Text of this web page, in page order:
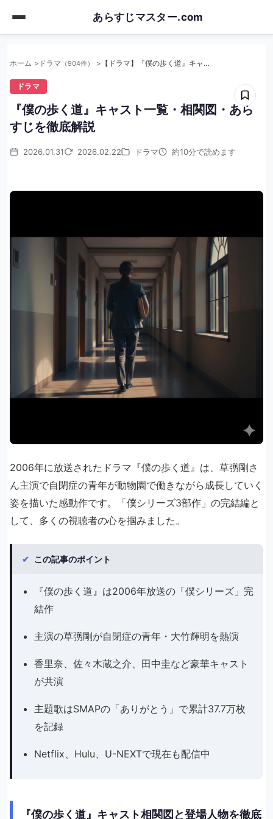
content
あらすじマスター.com
ホーム ドラマ （904件） 【ドラマ】『僕の歩く道』キャスト一覧・相関図・あらすじを徹底解説
ドラマ
『僕の歩く道』キャスト一覧・相関図・あら
すじを徹底解説
2026.01.31 2026.02.22 ドラマ 約10分で読めます
2006年に放送されたドラマ『僕の歩く道』は、草彅剛さ
ん主演で自閉症の青年が動物園で働きながら成長していく
姿を描いた感動作です。「僕シリーズ3部作」の完結編と
して、多くの視聴者の心を掴みました。
✔ この記事のポイント
『僕の歩く道』は2006年放送の「僕シリーズ」完
結作
主演の草彅剛が自閉症の青年・大竹輝明を熱演
香里奈、佐々木蔵之介、田中圭など豪華キャスト
が共演
主題歌はSMAPの「ありがとう」で累計37.7万枚
を記録
Netflix、Hulu、U-NEXTで現在も配信中
『僕の歩く道』キャスト相関図と登場人物を徹底